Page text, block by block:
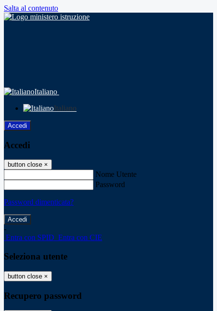
Salta al contenuto
Italiano
Italiano
Accedi
Accedi
button close ×
Nome Utente
Password
Password dimenticata?
-
Entra con SPID Entra con CIE
Seleziona utente
button close ×
Recupero password